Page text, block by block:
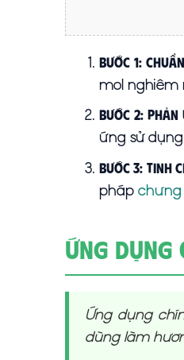
Bước 1:
mol nghiêm
Bước 2:
ứng sử
Bước 3: Tinh
pháp
Ứng Dụng
Ứng dụng
dùng làm